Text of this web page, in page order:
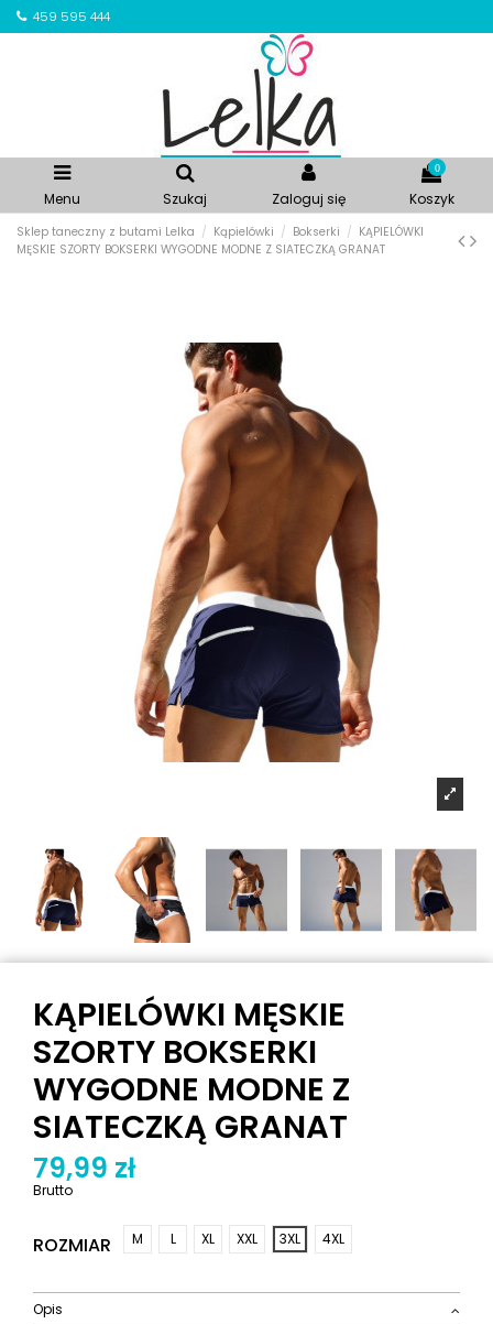
459 595 444
Menu Szukaj Zaloguj się
0
Koszyk
Sklep taneczny z butami Lelka Kąpielówki Bokserki
KĄPIELÓWKI
MĘSKIE SZORTY BOKSERKI WYGODNE MODNE Z SIATECZKĄ GRANAT
KĄPIELÓWKI MĘSKIE
SZORTY BOKSERKI
WYGODNE MODNE Z
SIATECZKĄ GRANAT
79,99 zł
Brutto
ROZMIAR M L XL XXL 3XL 4XL
Opis